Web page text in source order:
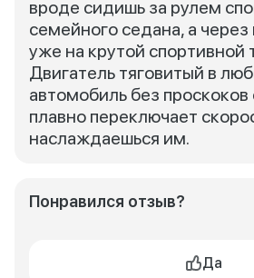
вроде сидишь за рулем
семейного седана, а через
уже на крутой спортивной
Двигатель тяговитый в
автомобиль без проскоков
плавно переключает
наслаждаешься им.
Понравился отзыв?
Да